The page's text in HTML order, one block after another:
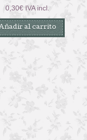
0,30€ IVA incl.
al carrito